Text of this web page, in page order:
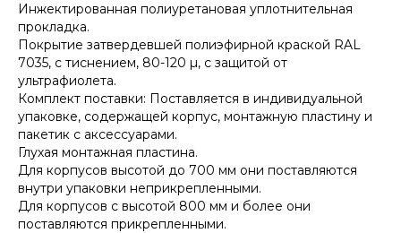
Инжектированная полиуретановая уплотнительная
прокладка.
Покрытие затвердевшей полиэфирной краской RAL
7035, с тиснением, 80-120 µ, с защитой от
ультрафиолета.
Комплект поставки: Поставляется в индивидуальной
упаковке, содержащей корпус, монтажную пластину и
пакетик с аксессуарами.
Глухая монтажная пластина.
Для корпусов высотой до 700 мм они поставляются
внутри упаковки неприкрепленными.
Для корпусов с высотой 800 мм и более они
поставляются прикрепленными.